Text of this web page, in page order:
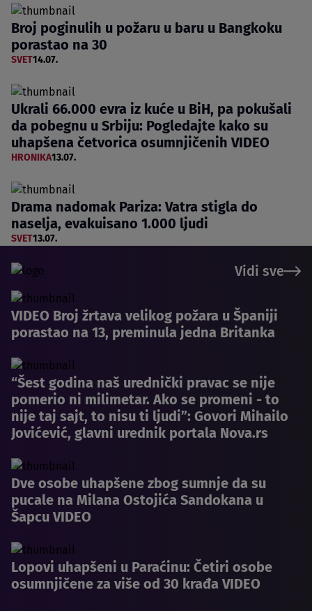
Broj poginulih u požaru u baru u Bangkoku
porastao na 30
SVET14.07.
Ukrali 66.000 evra iz kuće u BiH, pa pokušali
da pobegnu u Srbiju: Pogledajte kako su
uhapšena četvorica osumnjičenih VIDEO
HRONIKA13.07.
Drama nadomak Pariza: Vatra stigla do
naselja, evakuisano 1.000 ljudi
SVET13.07.
Vidi sve
VIDEO Broj žrtava velikog požara u Španiji
porastao na 13, preminula jedna Britanka
“Šest godina naš urednički pravac se nije
pomerio ni milimetar. Ako se promeni - to
nije taj sajt, to nisu ti ljudi”: Govori Mihailo
Jovićević, glavni urednik portala Nova.rs
Dve osobe uhapšene zbog sumnje da su
pucale na Milana Ostojića Sandokana u
Šapcu VIDEO
Lopovi uhapšeni u Paraćinu: Četiri osobe
osumnjičene za više od 30 krađa VIDEO